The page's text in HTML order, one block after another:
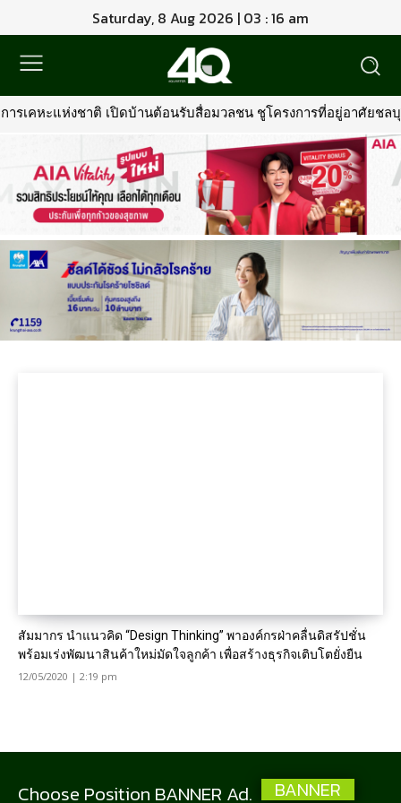
Saturday, 8 Aug 2026 | 03 : 16 am
รเคหะแห่งชาติ เปิดบ้านต้อนรับสื่อมวลชน ชูโครงการที่อยู่อาศัยชลบุ
สัมมากร นำแนวคิด “Design Thinking” พาองค์กรฝ่าคลื่นดิสรัปชั่น
พร้อมเร่งพัฒนาสินค้าใหม่มัดใจลูกค้า เพื่อสร้างธุรกิจเติบโตยั่งยืน
12/05/2020 | 2:19 pm
Choose Position BANNER Ad. BANNER